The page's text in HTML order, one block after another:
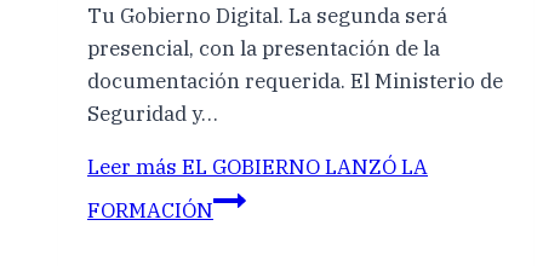
Tu Gobierno Digital. La segunda será
presencial, con la presentación de la
documentación requerida. El Ministerio de
Seguridad y…
Leer más EL GOBIERNO LANZÓ LA
FORMACIÓN